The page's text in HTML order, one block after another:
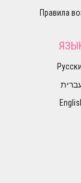
Правила